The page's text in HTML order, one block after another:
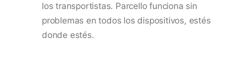
los transportistas. Parcello funciona sin
problemas en todos los dispositivos, estés
donde estés.